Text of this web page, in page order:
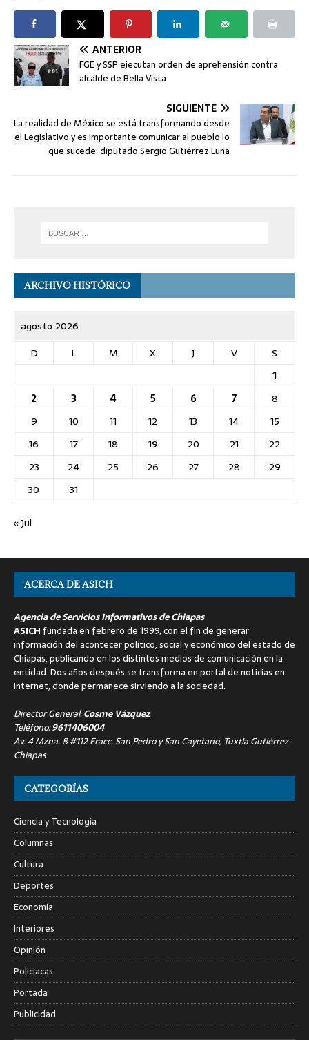
ANTERIOR
FGE y SSP ejecutan orden de aprehensión contra
alcalde de Bella Vista
SIGUIENTE
La realidad de México se está transformando desde
el Legislativo y es importante comunicar al pueblo lo
que sucede: diputado Sergio Gutiérrez Luna
ARCHIVO HISTÓRICO
agosto 2026
D
L M X J V
S
1
2
3 4 5 6 7
8
9
10 11 12 13 14
15
16
17 18 19 20 21
22
23
24 25 26 27 28
29
30
31
« Jul
ACERCA DE ASICH
Agencia de Servicios Informativos de Chiapas
ASICH fundada en febrero de 1999, con el fin de generar
información del acontecer político, social y económico del estado de
Chiapas, publicando en los distintos medios de comunicación en la
entidad. Dos años después se transforma en portal de noticias en
internet, donde permanece sirviendo a la sociedad.
Director General:Cosme Vázquez
Teléfono:9611406004
Av. 4 Mzna. 8 #112 Fracc. San Pedro y San Cayetano, Tuxtla Gutiérrez
Chiapas
CATEGORÍAS
Ciencia y Tecnología
Columnas
Cultura
Deportes
Economía
Interiores
Opinión
Policiacas
Portada
Publicidad